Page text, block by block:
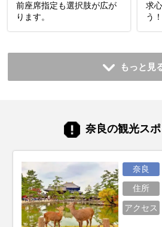
前座席指定も選択肢が広が
ります。
求
う！
もっと見
奈良の観光ス
奈良
住所
アクセス